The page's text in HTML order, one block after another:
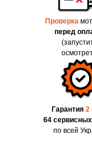
Проверка
перед
Гарантия 2
64
по всей